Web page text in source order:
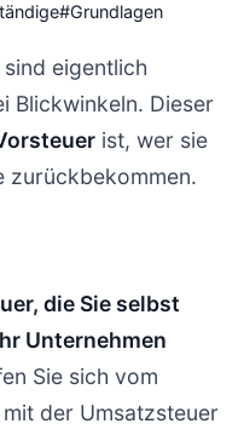
#Grundlagen
eigentlich
Blickwinkeln. Dieser
ist, wer sie
zurückbekommen.
die Sie selbst
Unternehmen
Sie sich vom
der Umsatzsteuer